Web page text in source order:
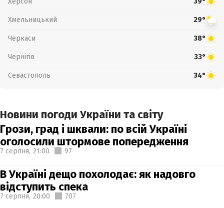
Хмельницький 29°
Черкаси 38°
Чернігів 33°
Севастополь 34°
Новини погоди України та світу
Грози, град і шквали: по всій Україні
оголосили штормове попередження
7 серпня, 21:00 97
В Україні дещо похолодає: як надовго
відступить спека
7 серпня, 20:00 707